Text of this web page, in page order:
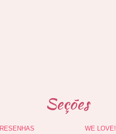
Seções
RESENHAS
WE LOVE!